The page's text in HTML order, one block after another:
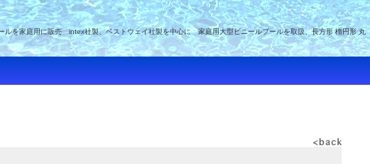
を家庭用に販売 intex社製、ベストウェイ社製を中心に 家庭用大型ビニールプールを取扱、長方形 楕円形 丸